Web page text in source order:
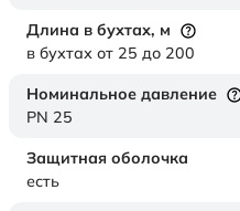
Длина в бухтах, м
в бухтах от 25 до 200
Номинальное давление
PN 25
Защитная оболочка
есть